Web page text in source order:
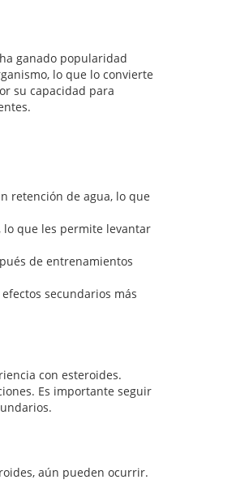
ganado popularidad
lo que lo convierte
su capacidad para
retención de agua, lo que
que les permite levantar
de entrenamientos
secundarios más
con esteroides.
Es importante seguir
aún pueden ocurrir.